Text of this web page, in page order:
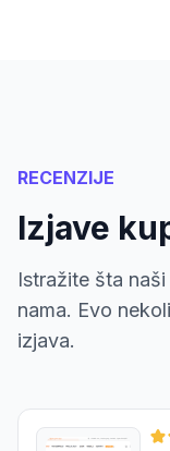
RECENZIJE
Izjave
Istražite šta
nama. Evo
izjava.